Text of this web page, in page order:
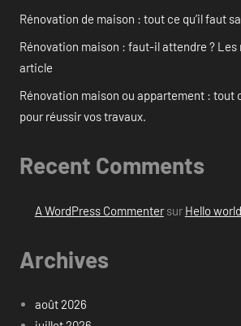
Rénovation de maison : tout ce qu’il faut
Rénovation maison : faut-il attendre ? Les
article
Rénovation maison ou appartement : tout
pour réussir vos travaux.
Recent Comments
A WordPress Commentersur Hello
Archives
août 2026